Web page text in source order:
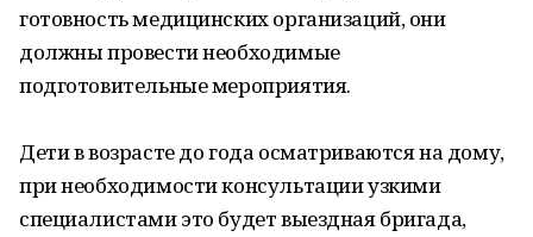
готовность медицинских организаций, они
должны провести необходимые
подготовительные мероприятия.
Дети в возрасте до года осматриваются на дому,
при необходимости консультации узкими
специалистами это будет выездная бригада,